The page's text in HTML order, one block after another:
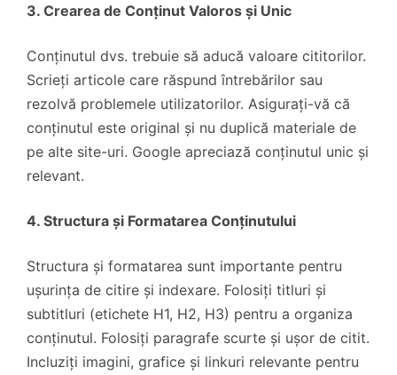
3. Crearea de Conținut Valoros și Unic
Conținutul dvs. trebuie să aducă valoare cititorilor.
Scrieți articole care răspund întrebărilor sau
rezolvă problemele utilizatorilor. Asigurați-vă că
conținutul este original și nu duplică materiale de
pe alte site-uri. Google apreciază conținutul unic și
relevant.
4. Structura și Formatarea Conținutului
Structura și formatarea sunt importante pentru
ușurința de citire și indexare. Folosiți titluri și
subtitluri (etichete H1, H2, H3) pentru a organiza
conținutul. Folosiți paragrafe scurte și ușor de citit.
Incluziți imagini, grafice și linkuri relevante pentru